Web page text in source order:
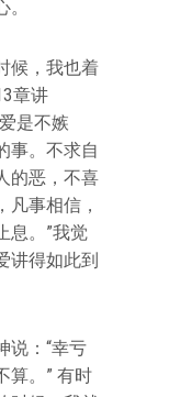
候，我也着
章讲
是不嫉
事。不求自
的恶，不喜
事相信，
息。”我觉
讲得如此到
说：“幸亏
算。” 有时